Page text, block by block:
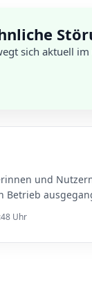
sich aktuell
und
Betrieb
Uhr